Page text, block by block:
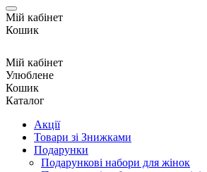
Мій кабінет
Кошик
Мій кабінет
Улюблене
Кошик
Каталог
Акції
Товари зі Знижками
Подарунки
Подарункові набори для жінок